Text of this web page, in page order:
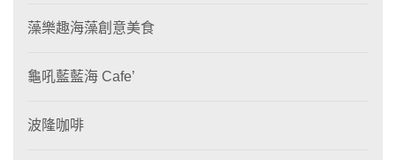
藻樂趣海藻創意美食
龜吼藍藍海 Cafe’
波隆咖啡